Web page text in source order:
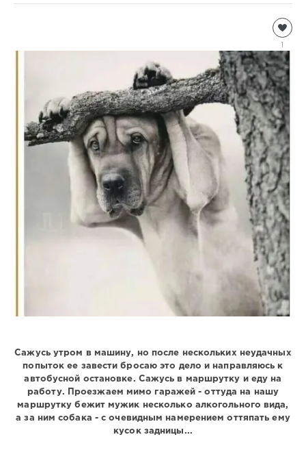
Сажусь утром в машину, но после нескольких неудачных
попыток ее завести бросаю это дело и направляюсь к
автобусной остановке. Сажусь в маршрутку и еду на
работу. Проезжаем мимо гаражей - оттуда на нашу
маршрутку бежит мужик несколько алкогольного вида,
а за ним собака - с очевидным намерением оттяпать ему
кусок задницы...